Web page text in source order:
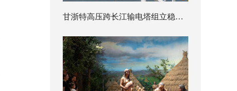
甘浙特高压跨长江输电塔组立稳步推进